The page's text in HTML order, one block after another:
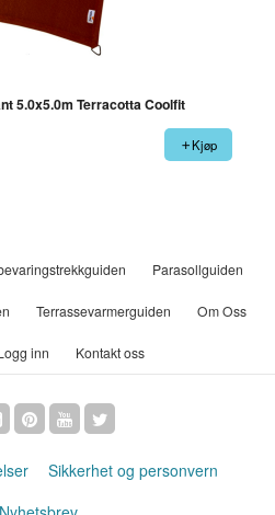
5.0x5.0m Terracotta Coolfit
Kjøp
Parasollguiden
Terrassevarmerguiden Om Oss
inn Kontakt oss
Sikkerhet og personvern